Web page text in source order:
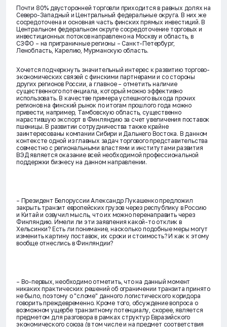
Почти 80% двусторонней торговли приходится в равных долях на
Северо-Западный и Центральный федеральные округа. В них же
сосредоточена и основная часть финских прямых инвестиций. В
Центральном федеральном округе сосредоточение торговых и
инвестиционных потоков направлено на Москву и область, в
СЗФО – на приграничные регионы – Санкт-Петербург,
Ленобласть, Карелию, Мурманскую область.
Хочется подчеркнуть значительный интерес к развитию торгово-
экономических связей с финскими партнерами и со стороны
других регионов России, а главное – отметить наличие
существенного потенциала, который можно эффективно
использовать. В качестве примера успешного выхода прочих
регионов на финский рынок по итогам прошлого года можно
привести, например, Тамбовскую область, существенно
нарастившую экспорт в Финляндию за счет увеличения поставок
пшеницы. В развитии сотрудничества также крайне
заинтересованы компании Сибири и Дальнего Востока. В данном
контексте одной из главных задач торгового представительства
совместно с региональными властями и институтами развития
ВЭД является оказание всей необходимой профессиональной
поддержки бизнесу на данном направлении.
– Президент Белоруссии Александр Лукашенко предложил
закрыть транзит европейских грузов через республику в Россию
и Китай и озвучил мысль, что их можно перенаправить через
Финляндию. Имели ли эти заявления какой-то отклик в
Хельсинки? Есть ли понимание, насколько подобные меры могут
изменить картину поставок, их сроки и стоимость? И как к этому
вообще отнеслись в Финляндии?
– Во-первых, необходимо отметить, что на данный момент
никаких практических решений об ограничении транзита принято
не было, поэтому о "сломе" данного логистического коридора
говорить преждевременно. Кроме того, обсуждение вопроса о
возможном ущербе транзитному потенциалу, скорее, является
предметом для разговора в рамках структур Евразийского
экономического союза (в том числе и на предмет соответствия